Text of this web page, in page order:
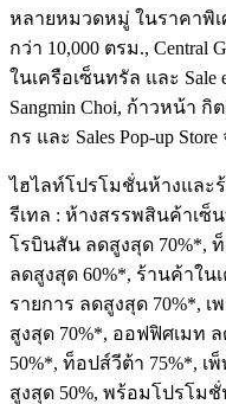
หลายหมวดหมู่ ในราคาพิ
กว่า 10,000 ตรม.,
ในเครือเซ็นทรัล และ
Sangmin Choi, ก้าวหน้า
กร และ Sales Pop-up
ไฮไลท์โปรโมชั่นห้างและ
รีเทล : ห้างสรรพสินค้าเซ็
โรบินสัน ลดสูงสุด 70%*,
ลดสูงสุด 60%*, ร้านค้าใน
รายการ ลดสูงสุด 70%*, เ
สูงสุด 70%*, ออฟฟิศเมท
50%*, ท็อปส์วีต้า 75%*, เ
สูงสุด 50%, พร้อมโปรโม